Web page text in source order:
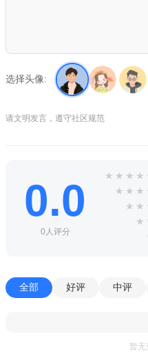
多人联机与竞技赛事玩法
作，合力围剿高难度 BOSS，
场、促织大会、排行榜挑战
爆率，排名前列可获专属称号
福利与休闲辅助玩法：内
三大福利体系，登录即送金
机、离线收益功能，解放双
响小游戏等娱乐场玩法，丰富
游戏亮点
100% 复刻街机经典体验：
选择头像:
请文明发言，遵守社区规范
0.0
0人评分
★ ★ ★ ★
★ ★ ★
★ ★
★
全部 好评 中评
暂无